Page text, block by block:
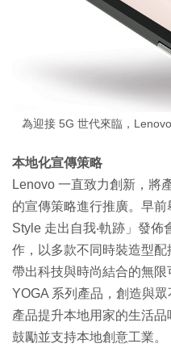
為迎接 5G 世代來臨，
本地化宣傳策略
Lenovo 一直致力創新，將
的宣傳策略進行推廣。早
Style 走出自我‧軌跡」發
作，以多款不同時裝造型配
帶出科技與時尚結合的無
YOGA 系列產品，創造與
產品提升本地用家的生活
鼓勵並支持本地創意工業。